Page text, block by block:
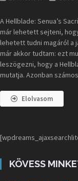
A Hellblade: Senua’s
már lehetett sejteni,
lehetett tudni magáról a
már akkor tudtam: ezt
leszögezni, hogy a
mutatja. Azonban
Elolvasom
KÖVESS